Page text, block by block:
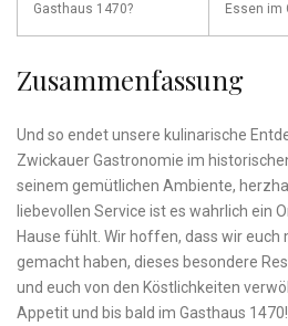
Gasthaus 1470?
Essen im
Zusammenfassung
Und so endet unsere kulinarische
Zwickauer Gastronomie im
seinem gemütlichen Ambiente,
liebevollen Service ist es ⁢wahrlich ein
Hause fühlt. Wir hoffen, dass wir
gemacht haben, dieses besondere
und ​euch von den Köstlichkeiten
‌Appetit und⁤ bis⁣ bald im​ Gasthaus 1470!